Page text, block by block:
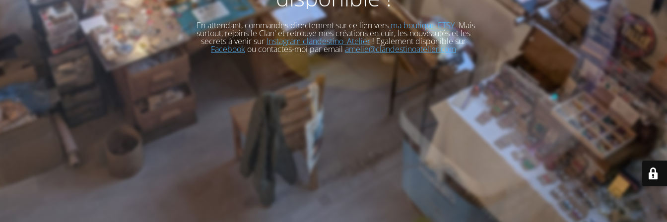
En attendant, commandes directement sur ce lien vers ma boutique ETSY Mais
surtout, rejoins le Clan' et retrouve mes créations en cuir, les nouveautés et les
secrets à venir sur Instagram clandestino_Atelier! Egalement disponible sur
Facebook ou contactes-moi par emailamelie@clandestinoatelier.com